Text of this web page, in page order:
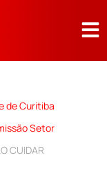
de Curitiba
Setor
CUIDAR